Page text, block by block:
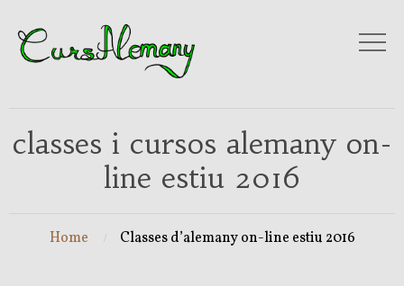
classes i cursos alemany on-
line estiu 2016
Home Classes d’alemany on-line estiu 2016